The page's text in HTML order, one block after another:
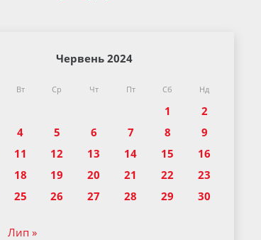
Червень 2024
Вт Ср Чт Пт Сб Нд
1
2
4 5 6 7 8
9
11 12 13 14 15
16
18 19 20 21 22
23
25 26 27 28 29 30
Лип »